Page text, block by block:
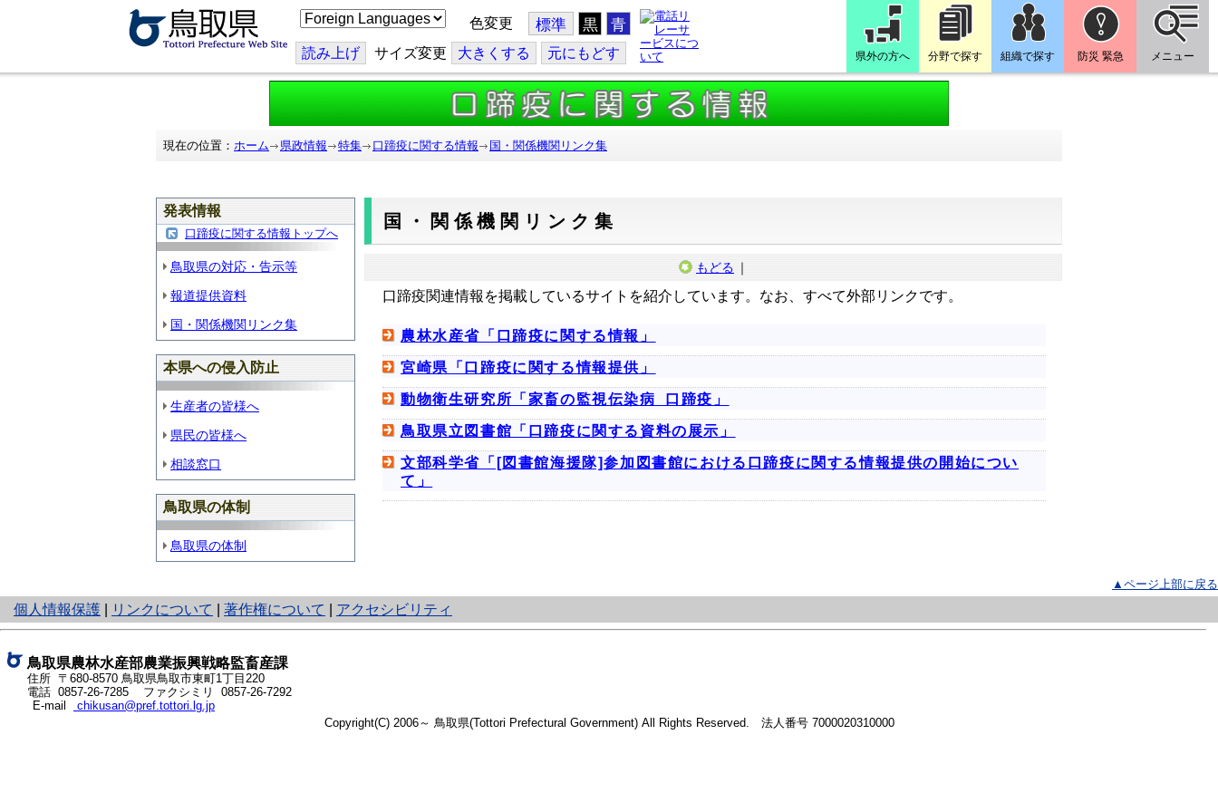
こ
の
ジ
を
訳
色変更 標準 黒 青
読み上げ サイズ変更 大きくする 元にもどす 県外の方へ 分野で探す 組織で探す 防災 緊急 メニュー
現在の位置： ホーム 県政情報 特集 口蹄疫に関する情報 国・関係機関リンク集
発表情報
口蹄疫に関する情報トップへ
鳥取県の対応・告示等
報道提供資料
国・関係機関リンク集
本県への侵入防止
生産者の皆様へ
県民の皆様へ
相談窓口
鳥取県の体制
鳥取県の体制
国・関係機関リンク集
もどる ｜
口蹄疫関連情報を掲載しているサイトを紹介しています。なお、すべて外部リンクです。
農林水産省「口蹄疫に関する情報」
宮崎県「口蹄疫に関する情報提供」
動物衛生研究所「家畜の監視伝染病_口蹄疫」
鳥取県立図書館「口蹄疫に関する資料の展示」
文部科学省「[図書館海援隊]参加図書館における口蹄疫に関する情報提供の開始につい
て」
▲ページ上部に戻る
個人情報保護
と
り
ッ
ト
へ
の
リンクについて 著作権について アクセシビリティ
鳥取県農林水産部農業振興戦略監畜産課
住所 〒680-8570 鳥取県鳥取市東町1丁目220
電話 0857-26-7285 ファクシミリ 0857-26-7292
E-mail
chikusan@pref.tottori.lg.jp
Copyright(C) 2006～ 鳥取県(Tottori Prefectural Government) All Rights Reserved. 法人番号 7000020310000